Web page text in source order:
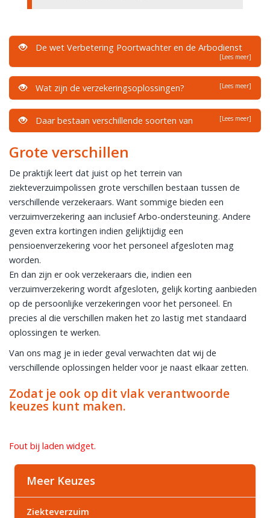
De wet Verbetering Poortwachter en de Arbodienst
[Lees meer]
Wat zijn de verzekeringsoplossingen? [Lees meer]
Daar bestaan verschillende soorten van [Lees meer]
Grote verschillen
De praktijk leert dat juist op het terrein van
ziekteverzuimpolissen grote verschillen bestaan tussen de
verschillende verzekeraars. Want sommige bieden een
verzuimverzekering aan inclusief Arbo-ondersteuning. Andere
geven extra kortingen indien gelijktijdig een
pensioenverzekering voor het personeel afgesloten mag
worden.
En dan zijn er ook verzekeraars die, indien een
verzuimverzekering wordt afgesloten, gelijk korting aanbieden
op de persoonlijke verzekeringen voor het personeel. En
precies al die verschillen maken het zo lastig met standaard
oplossingen te werken.
Van ons mag je in ieder geval verwachten dat wij de
verschillende oplossingen helder voor je naast elkaar zetten.
Zodat je ook op dit vlak verantwoorde
keuzes kunt maken.
Fout bij laden widget.
Meer Keuzes
Ziekteverzuim